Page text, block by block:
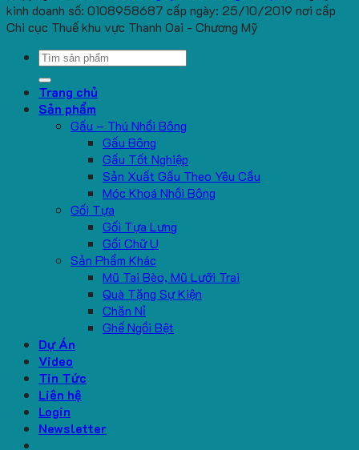
kinh doanh số: 0108958687 cấp ngày: 25/10/2019 nơi cấp
Chi cục Thuế khu vực Thanh Oai - Chương Mỹ
Search
Trang chủ
Sản phẩm
Gấu – Thú Nhồi Bông
Gấu Bông
Gấu Tốt Nghiệp
Sản Xuất Gấu Theo Yêu Cầu
Móc Khoá Nhồi Bông
Gối Tựa
Gối Tựa Lưng
Gối Chữ U
Sản Phẩm Khác
Mũ Tai Bèo, Mũ Lưỡi Trai
Quà Tặng Sự Kiện
Chăn Nỉ
Ghế Ngồi Bệt
Dự Án
Video
Tin Tức
Liên hệ
Login
Newsletter